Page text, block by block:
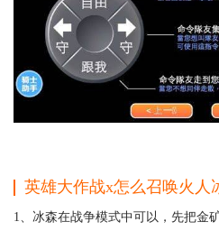
英雄大作战x怎么召唤火人
1、冰森在战争模式中可以，先把金